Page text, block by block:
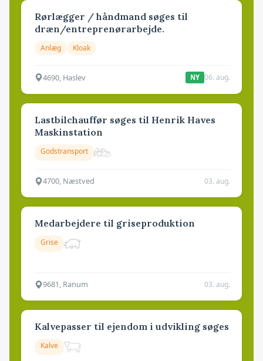
Rørlægger / håndmand søges til
dræn/entreprenørarbejde.
Anlæg Kloak
4690, Haslev NY 06. aug.
Lastbilchauffør søges til Henrik Haves
Maskinstation
Godstransport
4700, Næstved 03. aug.
Medarbejdere til griseproduktion
Grise
9681, Ranum 03. aug.
Kalvepasser til ejendom i udvikling søges
Kalve